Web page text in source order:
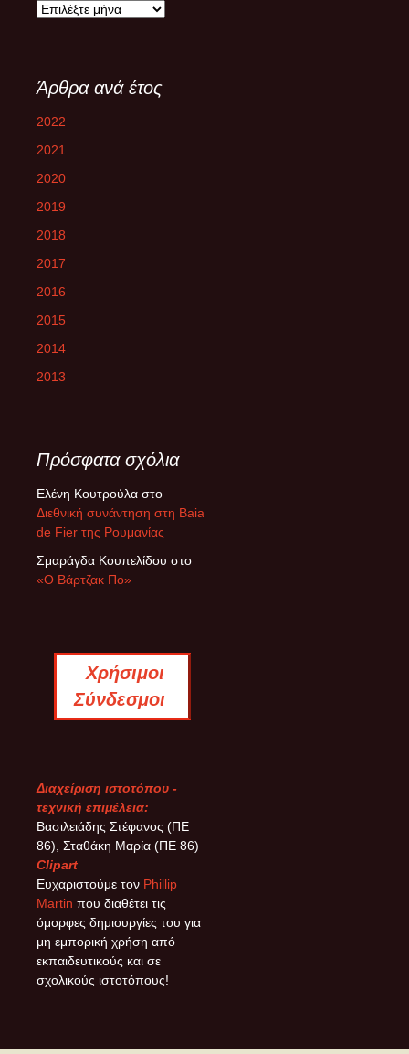
Άρθρα
Άρθρα ανά έτος
2022
2021
2020
2019
2018
2017
2016
2015
2014
2013
Πρόσφατα σχόλια
Ελένη Κουτρούλα στο
Διεθνική συνάντηση στη Baia
de Fier της Ρουμανίας
Σμαράγδα Κουπελίδου στο
«Ο Βάρτζακ Πο»
Χρήσιμοι
Σύνδεσμοι
Διαχείριση ιστοτόπου -
τεχνική επιμέλεια:
Βασιλειάδης Στέφανος (ΠΕ
86), Σταθάκη Μαρία (ΠΕ 86)
Clipart
Ευχαριστούμε τον Phillip
Martin που διαθέτει τις
όμορφες δημιουργίες του για
μη εμπορική χρήση από
εκπαιδευτικούς και σε
σχολικούς ιστοτόπους!